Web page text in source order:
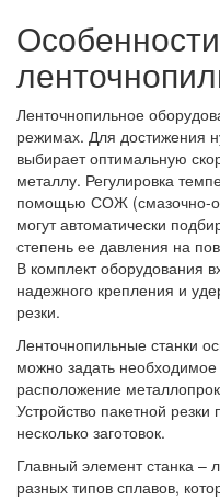
Ленточнопильное
режимах. Для достижения
выбирает оптимальную
металлу. Регулировка
помощью СОЖ (смазочно-
могут автоматически
степень ее давления на
В комплект оборудования
надежного крепления и
резки.
Ленточнопильные станки
можно задать необходимое
расположение
Устройство пакетной
несколько заготовок.
Главный элемент станка –
разных типов сплавов,